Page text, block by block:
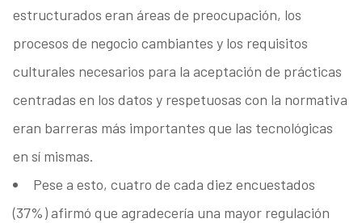
estructurados eran áreas de preocupación, los
procesos de negocio cambiantes y los requisitos
culturales necesarios para la aceptación de prácticas
centradas en los datos y respetuosas con la normativa
eran barreras más importantes que las tecnológicas
en sí mismas.
Pese a esto, cuatro de cada diez encuestados
(37%) afirmó que agradecería una mayor regulación